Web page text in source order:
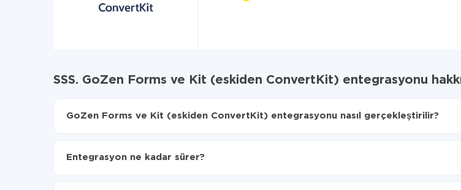
SSS. GoZen Forms ve Kit (eskiden ConvertKit) entegrasyonu
GoZen Forms ve Kit (eskiden ConvertKit) entegrasyonu nasıl gerçekleştirilir?
Otomatik güncellemeyi aç
Entegrasyon ne kadar sürer?